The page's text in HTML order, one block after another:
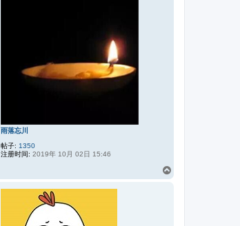
雨落忘川
帖子: 1350
注册时间: 2019年 10月 02日 15:46